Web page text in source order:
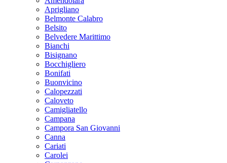
Aprigliano
Belmonte Calabro
Belsito
Belvedere Marittimo
Bianchi
Bisignano
Bocchigliero
Bonifati
Buonvicino
Calopezzati
Caloveto
Camigliatello
Campana
Campora San Giovanni
Canna
Cariati
Carolei